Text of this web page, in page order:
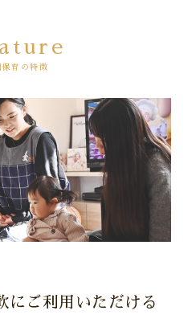
保育の特徴
にご利用いただける